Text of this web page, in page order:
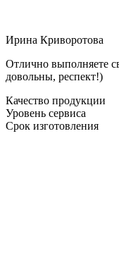
Ирина Криворотова
Отлично выполняете
довольны, респект!)
Качество продукции
Уровень сервиса
Срок изготовления